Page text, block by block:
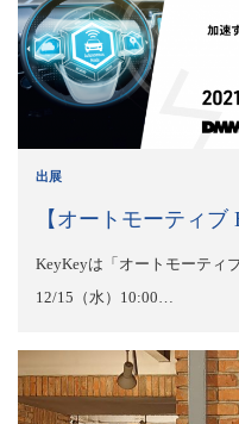
出展
【オートモーティブ
KeyKeyは「オートモーティ
12/15（水）10:00…